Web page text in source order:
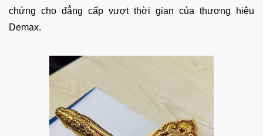
chứng cho đẳng cấp vượt thời gian của thương hiệu
Demax.